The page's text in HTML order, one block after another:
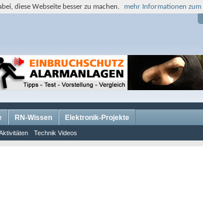
Technik Videos
RN-Wissen Elektronik-Projekte
diese Webseite besser zu machen. mehr Informationen zum